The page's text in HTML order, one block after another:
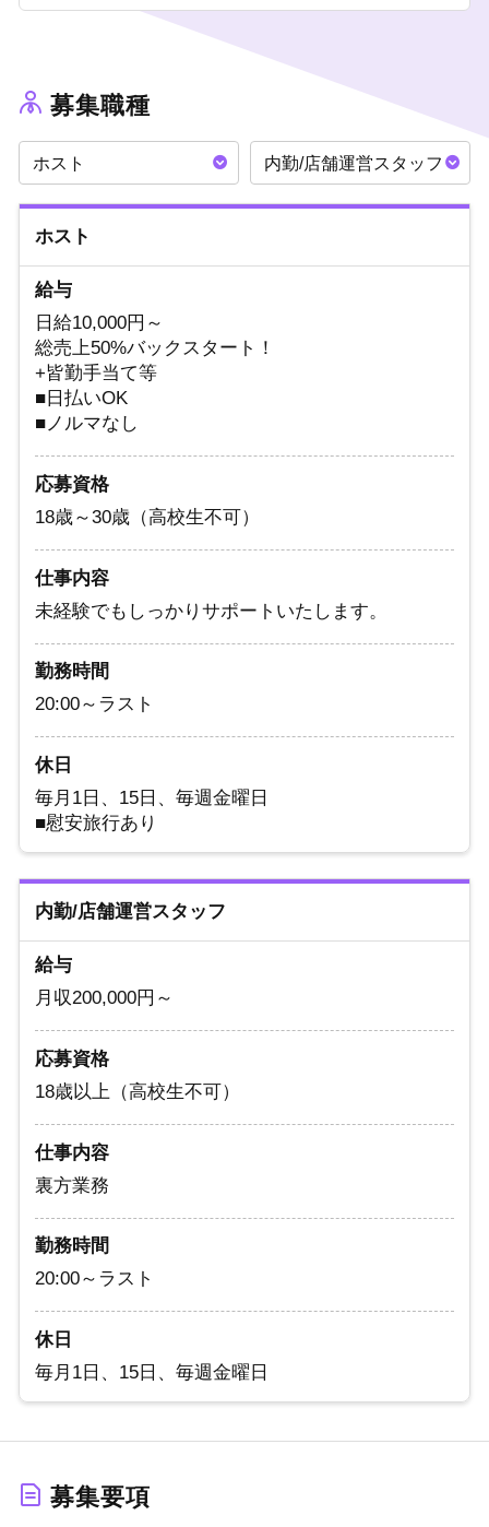
募集職種
ホスト 内勤/店舗運営スタッフ
ホスト
給与
日給10,000円～
総売上50%バックスタート！
+皆勤手当て等
■日払いOK
■ノルマなし
応募資格
18歳～30歳（高校生不可）
仕事内容
未経験でもしっかりサポートいたします。
勤務時間
20:00～ラスト
休日
毎月1日、15日、毎週金曜日
■慰安旅行あり
内勤/店舗運営スタッフ
給与
月収200,000円～
応募資格
18歳以上（高校生不可）
仕事内容
裏方業務
勤務時間
20:00～ラスト
休日
毎月1日、15日、毎週金曜日
募集要項